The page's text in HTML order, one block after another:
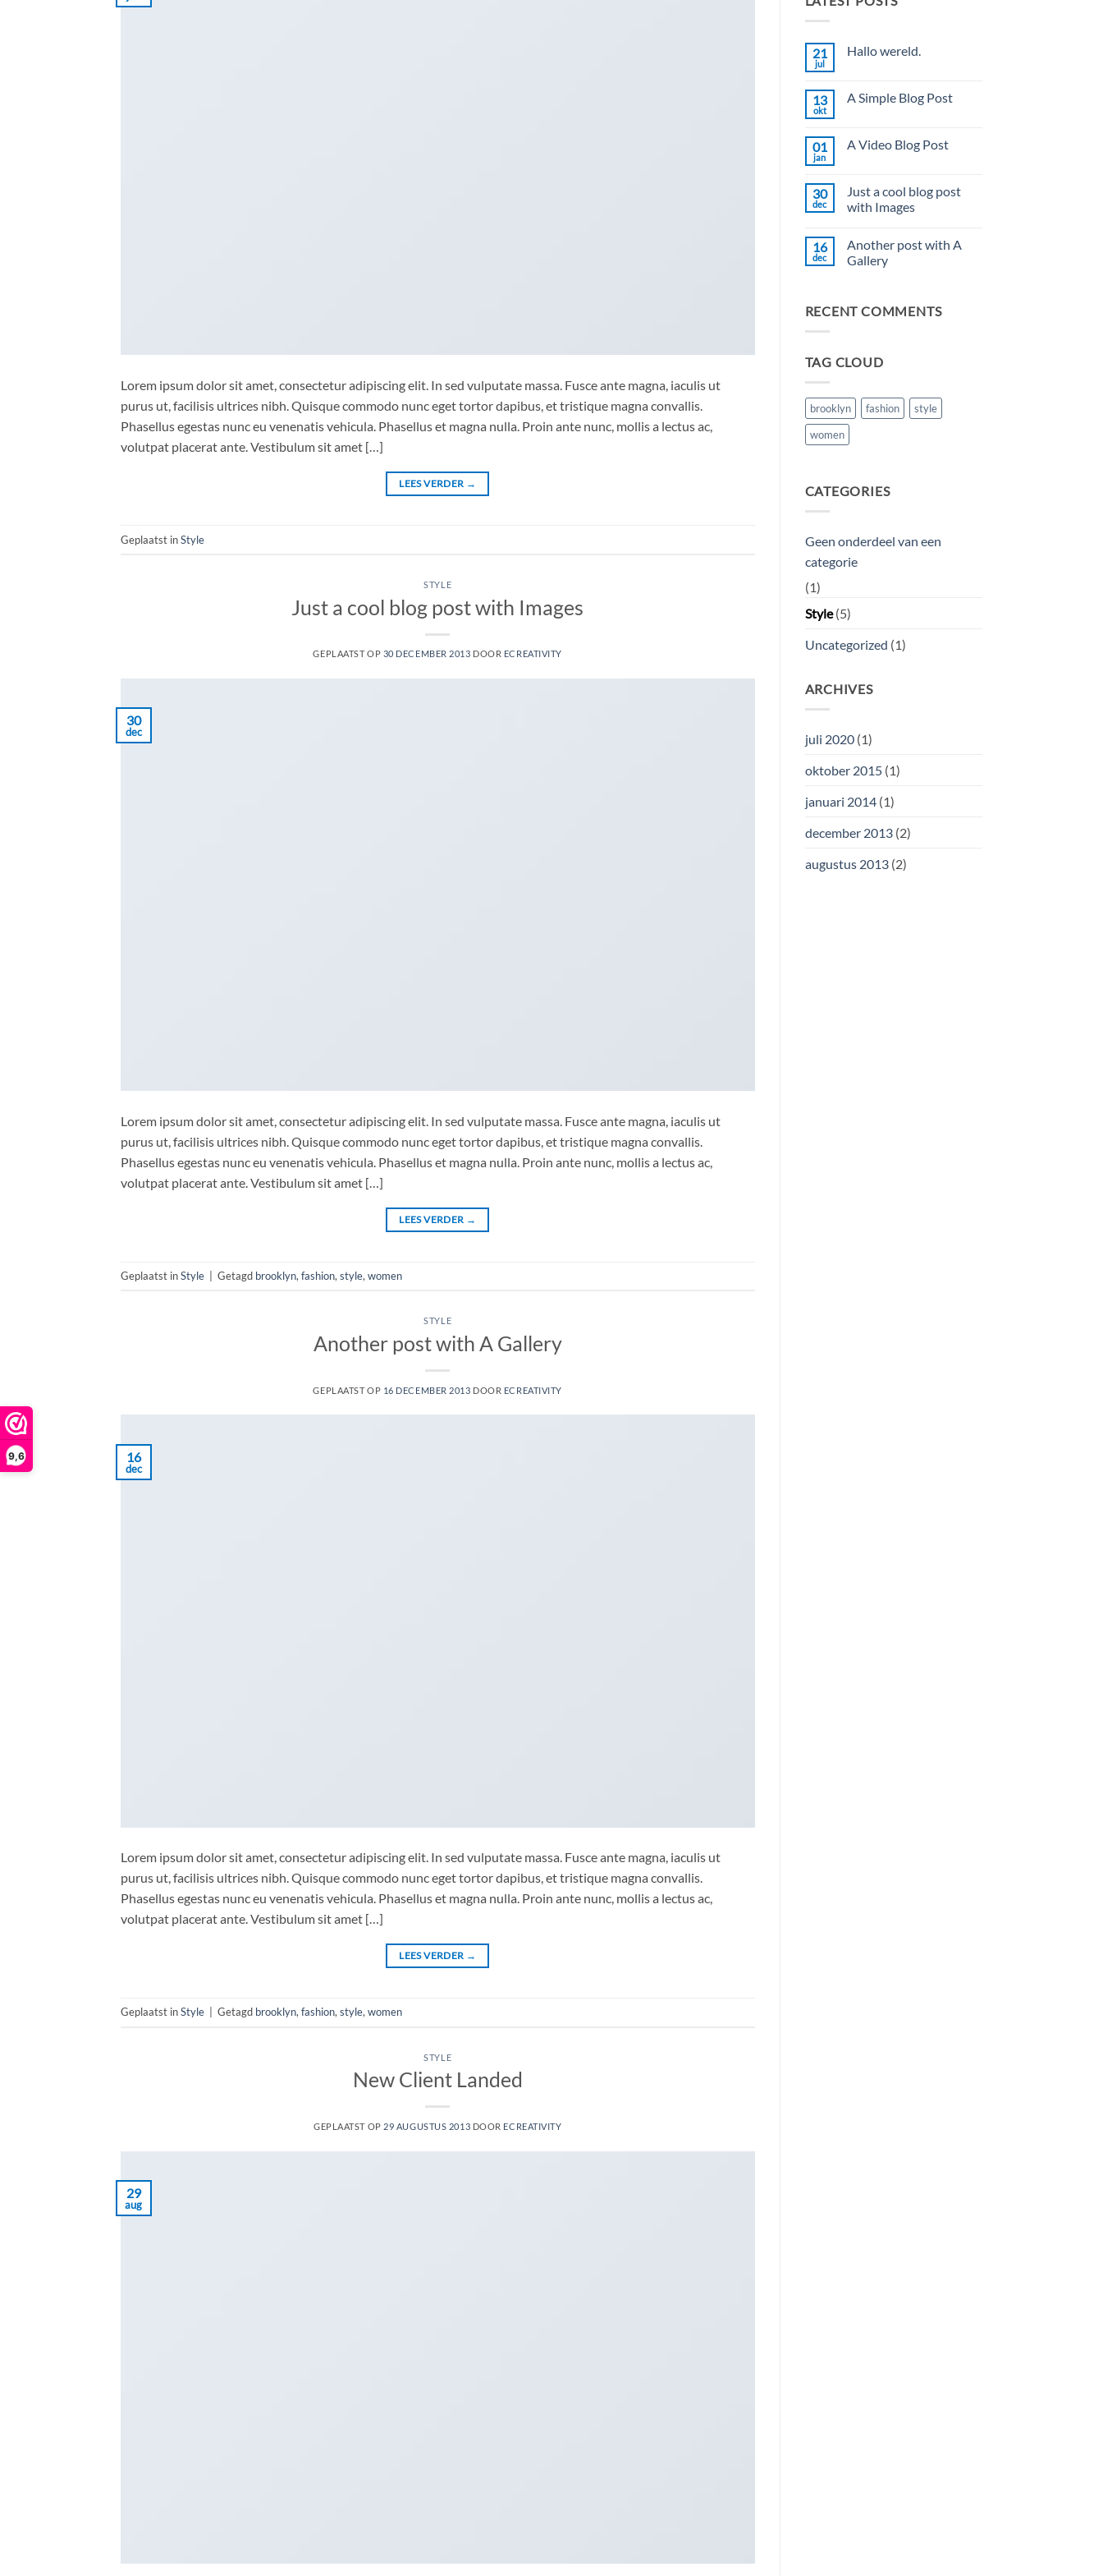
9,6
Lorem ipsum dolor sit amet, consectetur adipiscing elit. In sed vulputate massa. Fusce ante magna, iaculis ut
purus ut, facilisis ultrices nibh. Quisque commodo nunc eget tortor dapibus, et tristique magna convallis.
Phasellus egestas nunc eu venenatis vehicula. Phasellus et magna nulla. Proin ante nunc, mollis a lectus ac,
volutpat placerat ante. Vestibulum sit amet […]
LEES VERDER →
Geplaatst inStyle
STYLE
Just a cool blog post with Images
GEPLAATST OP 30 DECEMBER 2013 DOOR ECREATIVITY
30
dec
Lorem ipsum dolor sit amet, consectetur adipiscing elit. In sed vulputate massa. Fusce ante magna, iaculis ut
purus ut, facilisis ultrices nibh. Quisque commodo nunc eget tortor dapibus, et tristique magna convallis.
Phasellus egestas nunc eu venenatis vehicula. Phasellus et magna nulla. Proin ante nunc, mollis a lectus ac,
volutpat placerat ante. Vestibulum sit amet […]
LEES VERDER →
Geplaatst inStyle Getagd brooklyn, fashion, style, women
STYLE
Another post with A Gallery
GEPLAATST OP 16 DECEMBER 2013 DOOR ECREATIVITY
16
dec
Lorem ipsum dolor sit amet, consectetur adipiscing elit. In sed vulputate massa. Fusce ante magna, iaculis ut
purus ut, facilisis ultrices nibh. Quisque commodo nunc eget tortor dapibus, et tristique magna convallis.
Phasellus egestas nunc eu venenatis vehicula. Phasellus et magna nulla. Proin ante nunc, mollis a lectus ac,
volutpat placerat ante. Vestibulum sit amet […]
LEES VERDER →
Geplaatst inStyle Getagd brooklyn, fashion, style, women
STYLE
New Client Landed
GEPLAATST OP 29 AUGUSTUS 2013 DOOR ECREATIVITY
29
aug
21
jul
Hallo wereld.
Hallo
13
okt
A Simple Blog Post
A
01
jan
A Video Blog Post
A
Video
Blog
30
dec
Just a cool blog post
with Images
op
Just
a
with
Images
16
dec
Another post with A
Gallery
Another
post
RECENT COMMENTS
TAG CLOUD
brooklyn fashion
style
women
CATEGORIES
Geen onderdeel van een
categorie
(1)
Style(5)
Uncategorized (1)
ARCHIVES
juli 2020(1)
oktober 2015(1)
januari 2014(1)
december 2013(2)
augustus 2013(2)